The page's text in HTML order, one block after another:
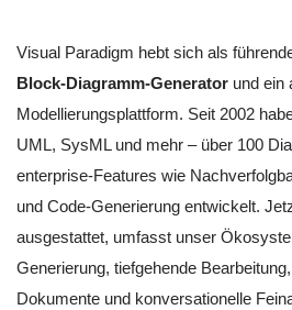
Visual Paradigm hebt sich als
Block-Diagramm-Generator und ein
Modellierungsplattform. Seit 2002
UML, SysML und mehr – über 100
enterprise-Features wie
und Code-Generierung entwickelt.
ausgestattet, umfasst unser
Generierung, tiefgehende
Dokumente und konversationelle